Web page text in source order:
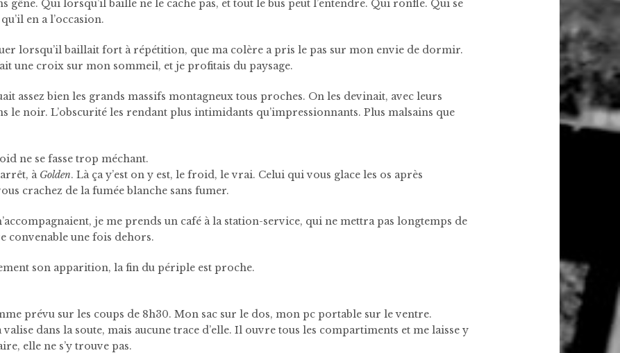
gêne. Qui lorsqu’il baille ne le cache pas, et tout le bus peut l’entendre. Qui ronfle. Qui se
en a l’occasion.
lorsqu’il baillait fort à répétition, que ma colère a pris le pas sur mon envie de dormir.
une croix sur mon sommeil, et je profitais du paysage.
assez bien les grands massifs montagneux tous proches. On les devinait, avec leurs
le noir. L’obscurité les rendant plus intimidants qu’impressionnants. Plus malsains que
ne se fasse trop méchant.
à Golden. Là ça y’est on y est, le froid, le vrai. Celui qui vous glace les os après
crachez de la fumée blanche sans fumer.
je me prends un café à la station-service, qui ne mettra pas longtemps de
convenable une fois dehors.
son apparition, la fin du périple est proche.
prévu sur les coups de 8h30. Mon sac sur le dos, mon pc portable sur le ventre.
dans la soute, mais aucune trace d’elle. Il ouvre tous les compartiments et me laisse y
elle ne s’y trouve pas.